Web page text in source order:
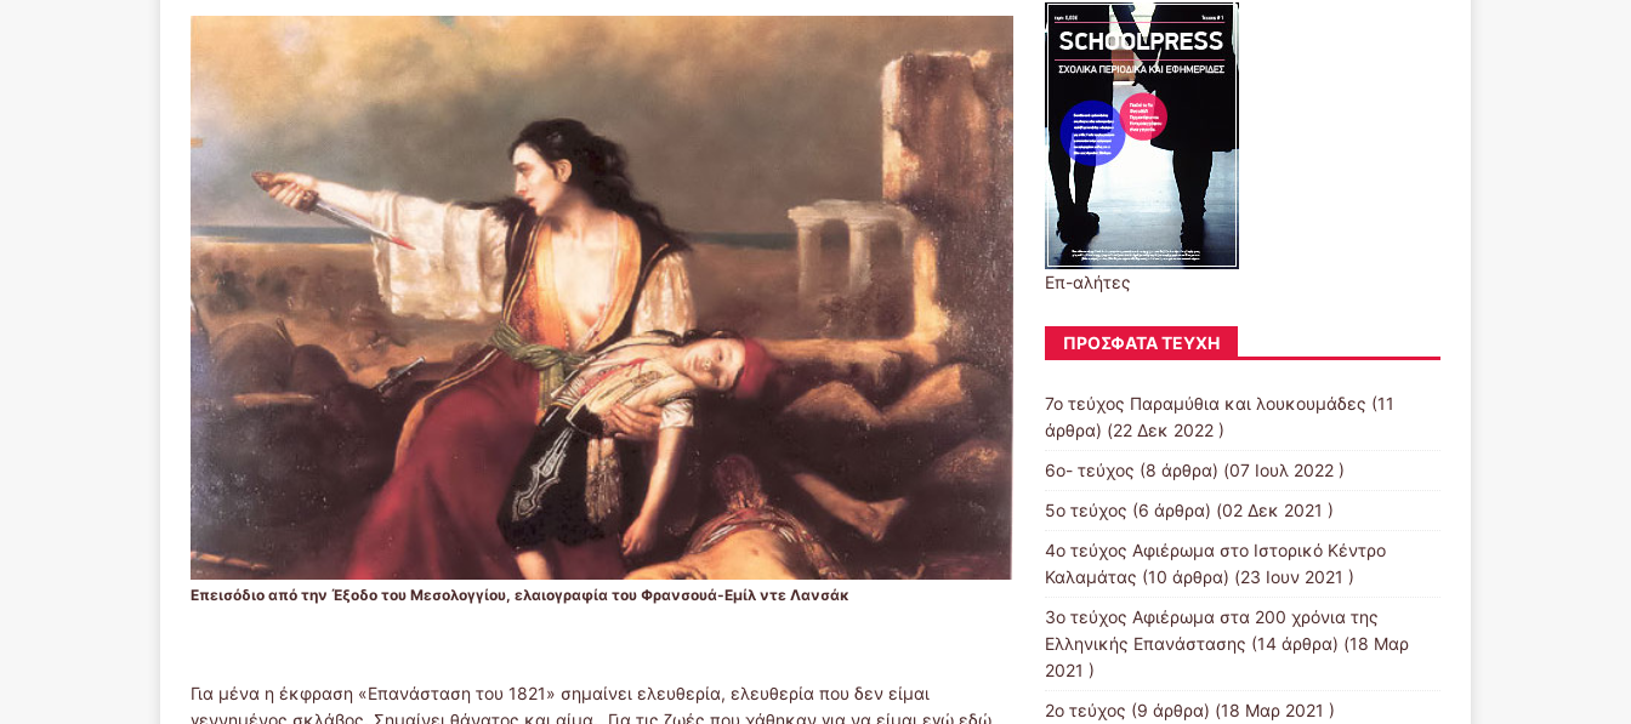
Επεισόδιο από την Έξοδο του Μεσολογγίου, ελαιογραφία του Φρανσουά-Εμίλ ντε Λανσάκ
Για μένα η έκφραση «Επανάσταση του 1821» σημαίνει ελευθερία, ελευθερία που δεν είμαι
Επ-αλήτες
ΠΡΌΣΦΑΤΑ ΤΕΎΧΗ
7ο τεύχος Παραμύθια και λουκουμάδες (11
άρθρα) (22 Δεκ 2022 )
6ο- τεύχος (8 άρθρα) (07 Ιουλ 2022 )
5ο τεύχος (6 άρθρα) (02 Δεκ 2021 )
4ο τεύχος Αφιέρωμα στο Ιστορικό Κέντρο
Καλαμάτας (10 άρθρα) (23 Ιουν 2021 )
3o τεύχος Αφιέρωμα στα 200 χρόνια της
Ελληνικής Επανάστασης (14 άρθρα) (18 Μαρ
2021 )
2ο τεύχος (9 άρθρα) (18 Μαρ 2021 )